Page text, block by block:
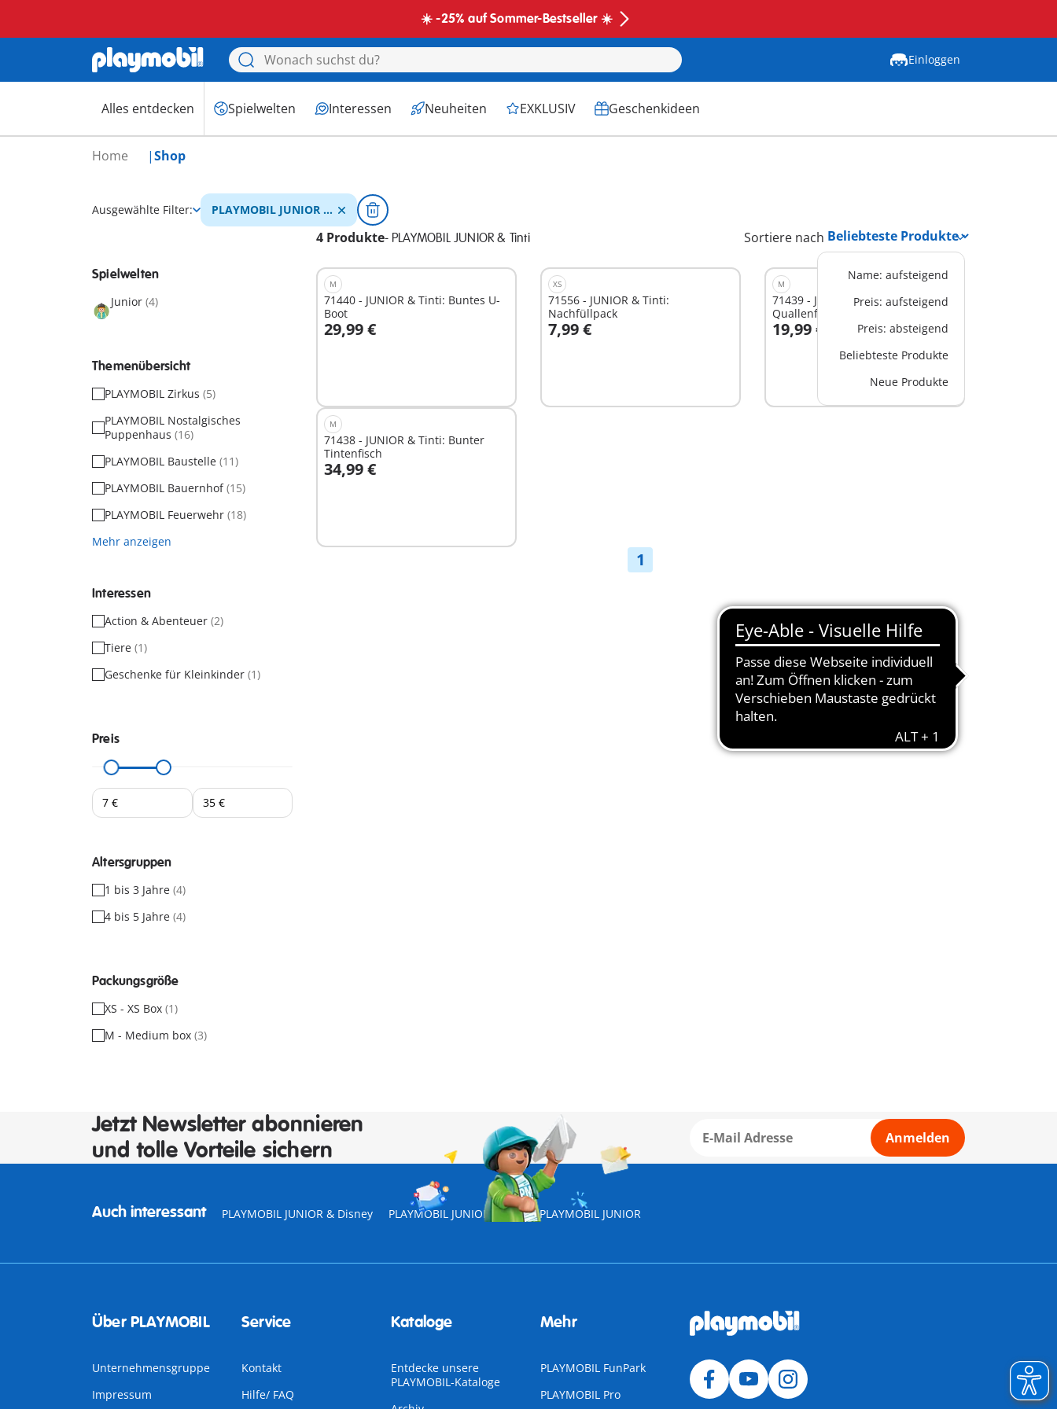
☀️ -25% auf Sommer-Bestseller ☀️
Einloggen
Alles entdecken Spielwelten Interessen Neuheiten EXKLUSIV Geschenkideen
Home Shop
Ausgewählte Filter:
PLAYMOBIL JUNIOR &
4 Produkte- PLAYMOBIL JUNIOR & Tinti Sortiere nach
Name: aufsteigend
Preis: aufsteigend
Preis: absteigend
Beliebteste Produkte
Neue Produkte
Spielwelten
Junior (4)
Themenübersicht
PLAYMOBIL Zirkus (5)
PLAYMOBIL Nostalgisches
Puppenhaus (16)
PLAYMOBIL Baustelle (11)
PLAYMOBIL Bauernhof(15)
PLAYMOBIL Feuerwehr (18)
Mehr anzeigen
Interessen
Action & Abenteuer (2)
Tiere (1)
Geschenke für Kleinkinder (1)
Preis
Altersgruppen
1 bis 3 Jahre (4)
4 bis 5 Jahre (4)
Packungsgröße
XS - XS Box (1)
M - Medium box (3)
M
71440 - JUNIOR & Tinti: Buntes U-
Boot
29,99 €
In den Warenkorb
XS
71556 - JUNIOR & Tinti:
Nachfüllpack
7,99 €
In den Warenkorb
M
71439 - JUNIOR & Tinti: Bunte
Quallenfamilie
19,99 €
In den Warenkorb
M
71438 - JUNIOR & Tinti: Bunter
Tintenfisch
34,99 €
In den Warenkorb
1
Jetzt Newsletter abonnieren
und tolle Vorteile sichern
Anmelden
Auch interessant PLAYMOBIL JUNIOR & Disney PLAYMOBIL JUNIOR AQUA PLAYMOBIL JUNIOR
Über PLAYMOBIL
Unternehmensgruppe
Impressum
Service
Kontakt
Hilfe/ FAQ
Kataloge
Entdecke unsere
PLAYMOBIL-Kataloge
Mehr
PLAYMOBIL FunPark
PLAYMOBIL Pro